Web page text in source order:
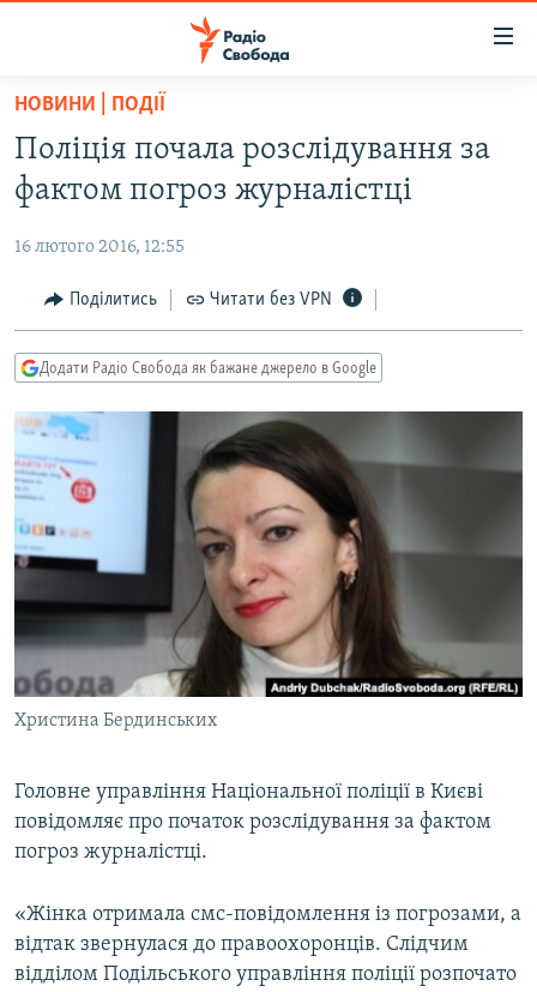
Перейти
основного
матеріалу
Перейти
до
навігації
Перейти
до
ВСЕ ЗА ДОБУ
СТАТТІ
ПОЛІТИКА
ЕКОНОМІКА
КУЛЬТУРА
СПОРТ
УКРАЇНА
ВІЙНА
РОСІЙСЬКА «ФІЛЬТРАЦІЯ»
КРИМ.РЕАЛІЇ
ТИ ЯК?
СХЕМИ
КИТАЙ.ВИКЛИКИ
МУЛЬТИМЕДІА
ФОТО
СПЕЦПРОЄКТИ
ПОДКАСТИ
РУС
УКР
КТАТ
ДОЛУЧАЙСЯ!
НОВИНИ | ПОДІЇ
Поліція почала розслідування за
фактом погроз журналістці
16 лютого 2016, 12:55
Поділитись Читати без VPN
Додати Радіо Свобода як бажане джерело в Google
Христина Бердинських
Головне управління Національної поліції в Києві
повідомляє про початок розслідування за фактом
погроз журналістці.
«Жінка отримала смс-повідомлення із погрозами, а
відтак звернулася до правоохоронців. Слідчим
відділом Подільського управління поліції розпочато